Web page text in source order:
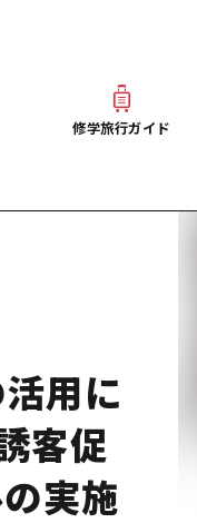
修学旅行ガイド
観光素材
活用に
客促
実施